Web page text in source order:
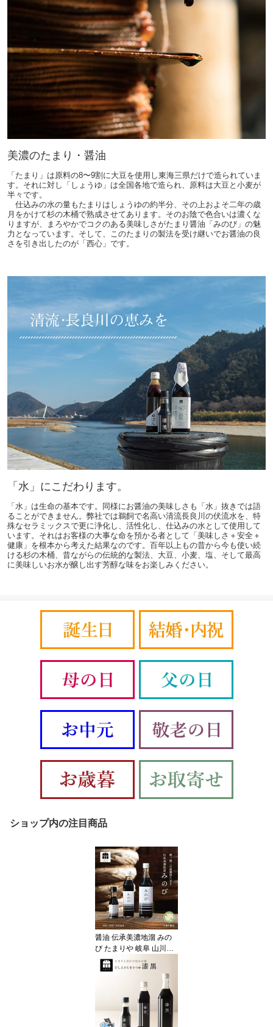
美濃のたまり・醤油
「たまり」は原料の8〜9割に大豆を使用し東海三県だけで造られていま
す。それに対し「しょうゆ」は全国各地で造られ、原料は大豆と小麦が
半々です。
仕込みの水の量もたまりはしょうゆの約半分、その上およそ二年の歳
月をかけて杉の木桶で熟成させてあります。そのお陰で色合いは濃くな
りますが、まろやかでコクのある美味しさがたまり醤油「みのび」の魅
力となっています。そして、このたまりの製法を受け継いでお醤油の良
さを引き出したのが「西心」です。
「水」にこだわります。
「水」は生命の基本です。同様にお醤油の美味しさも「水」抜きでは語
ることができません。弊社では鵜飼で名高い清流長良川の伏流水を、特
殊なセラミックスで更に浄化し、活性化し、仕込みの水として使用して
います。それはお客様の大事な命を預かる者として「美味しさ＋安全＋
健康」を根本から考えた結果なのです。百年以上もの昔から今も使い続
ける杉の木桶、昔ながらの伝統的な製法、大豆、小麦、塩、そして最高
に美味しいお水が醸し出す芳醇な味をお楽しみください。
ショップ内の注目商品
醤油 伝承美濃地溜 みの
び たまりや 岐阜 山川醸
造 調味料 たまり醤油 溜
醤油 お取り寄せ おすす
め 調味料 しょうゆ たま
り つけ かけ だし おせち
お雑煮 お年賀 御年賀 高